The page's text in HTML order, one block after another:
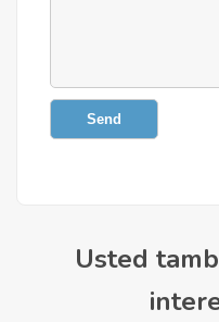
Send
Usted